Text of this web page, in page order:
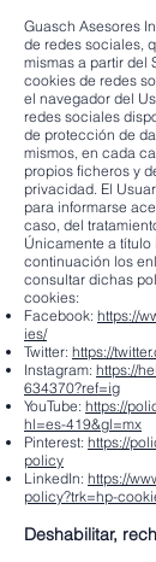
Guasch Asesores
de redes sociales,
mismas a partir del
cookies de redes
el navegador del
redes sociales
de protección de
mismos, en cada
propios ficheros y
privacidad. El
para informarse
caso, del
Únicamente a
continuación los
consultar dichas
cookies:
Facebook: https://
ies/
Twitter: https://
Instagram: https://
634370?ref=ig
YouTube: https://
hl=es-419&gl=mx
Pinterest: https://
policy
LinkedIn: https://
policy?trk=hp-
Deshabilitar,